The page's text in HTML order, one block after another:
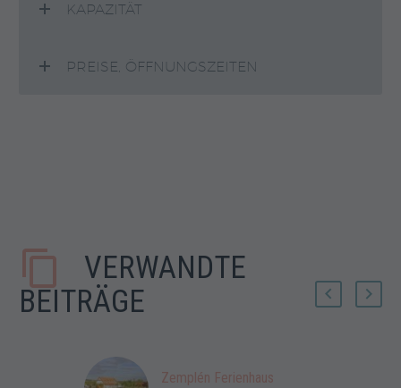
KAPAZITÄT
PREISE, ÖFFNUNGSZEITEN
VERWANDTE
BEITRÄGE
Zemplén Ferienhaus